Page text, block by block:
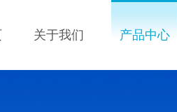
关于我们 产品中心